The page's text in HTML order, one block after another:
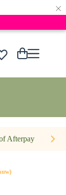
×
Winkelwagen
Afterpay